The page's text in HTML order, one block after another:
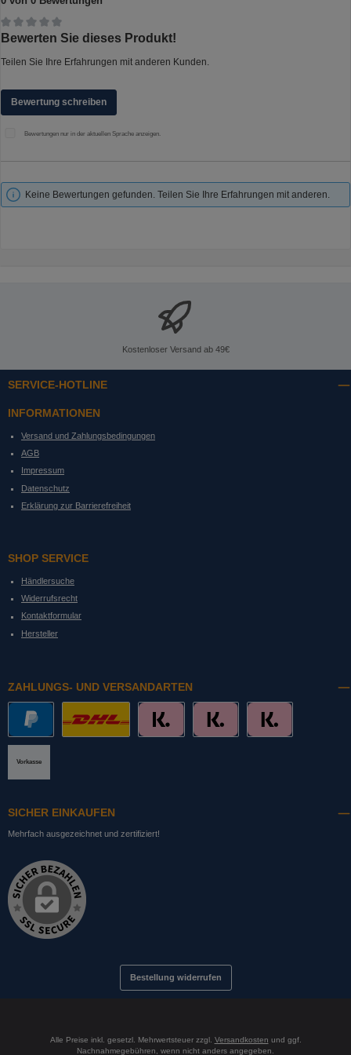
Durchschnittliche Bewertung von 0 von 5 Sternen
Bewerten Sie dieses Produkt!
Teilen Sie Ihre Erfahrungen mit anderen Kunden.
Bewertung schreiben
Bewertungen nur in der aktuellen Sprache anzeigen.
Keine Bewertungen gefunden. Teilen Sie Ihre Erfahrungen mit anderen.
Kostenloser Versand ab 49€
SERVICE-HOTLINE
INFORMATIONEN
Versand und Zahlungsbedingungen
AGB
Impressum
Datenschutz
Erklärung zur Barrierefreiheit
SHOP SERVICE
Händlersuche
Widerrufsrecht
Kontaktformular
Hersteller
ZAHLUNGS- UND VERSANDARTEN
Vorkasse
SICHER EINKAUFEN
Mehrfach ausgezeichnet und zertifiziert!
Bestellung widerrufen
Alle Preise inkl. gesetzl. Mehrwertsteuer zzgl. Versandkosten und ggf.
Nachnahmegebühren, wenn nicht anders angegeben.